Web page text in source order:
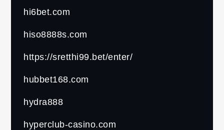
hi6bet.com
hiso8888s.com
https://sretthi99.bet/enter/
hubbet168.com
hydra888
hyperclub-casino.com